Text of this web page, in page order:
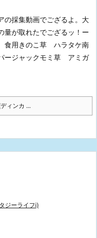
の採集動画でござるよ。大
量が取れたでござるッ！ ー
用きのこ 草 ハラタケ南
ジャックモミ草 アミガ
ィンカ ...
ジーライフi)